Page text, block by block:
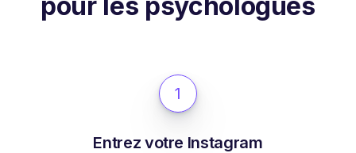
1
Entrez votre Instagram